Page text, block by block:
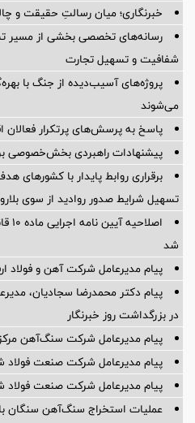
خبرنگاری؛ میان رسالتِ حقیقت و
رسانه‌های تخصصی بخشی از مسیر
شفافیت و تسهیل تجارت
پروژه‌های آسیب‌دیده از جنگ با
می‌شوند
پاسخ به پرسش‌های پرتکرار
پیشنهادات راهبردی بخش‌خصوصی
برقراری روابط پایدار با
تسهیل شرایط صدور روادید از سوی
شد
پیام مدیرعامل شرکت آهن و فولاد
پیام دکتر محمدرضا سجادیان،
در بزرگداشت روز خبرنگار
پیام مدیرعامل شرکت سنگ‌آهن
پیام مدیرعامل شرکت صنعت فولاد
پیام مدیرعامل شرکت صنعت فولاد
عملیات استخراج سنگ‌آهن سنگان